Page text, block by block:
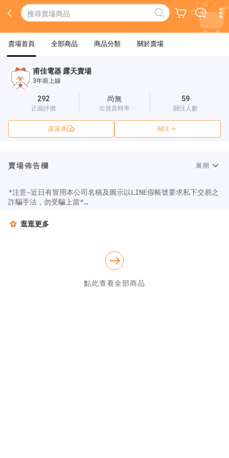
賣場首頁 全部商品 商品分類 關於賣場
甫佳電器 露天賣場
3年前上線
292
正面評價
尚無
出貨及時率
59
關注人數
露露通 關注
賣場佈告欄 展開
*注意~近日有冒用本公司名稱及圖示以LINE假帳號要求私下交易之
詐騙手法，勿受騙上當*
店，給您優惠的價格，實在的產品。本賣場所有商品，以本公司
逛逛更多
點此查看全部商品